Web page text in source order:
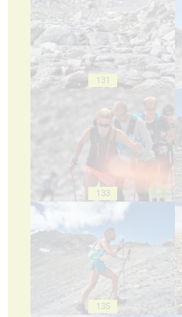
131
133
135